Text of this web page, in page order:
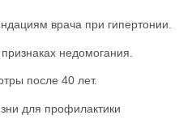
врача при гипертонии.
недомогания.
после 40 лет.
для профилактики